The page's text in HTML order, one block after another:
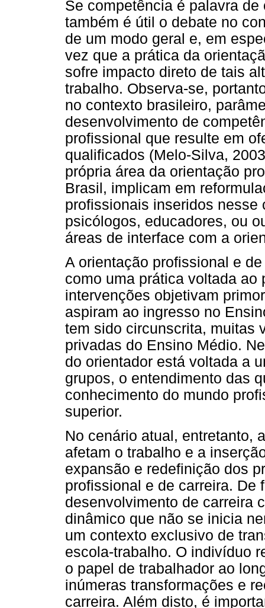
Se competência é palavra
também é útil o debate no
de um modo geral e, em
vez que a prática da
sofre impacto direto de tais
trabalho. Observa-se,
no contexto brasileiro,
desenvolvimento de
profissional que resulte em
qualificados (Melo-Silva,
própria área da orientação
Brasil, implicam em
profissionais inseridos nesse
psicólogos, educadores, ou
áreas de interface com a
A orientação profissional e
como uma prática voltada
intervenções objetivam
aspiram ao ingresso no
tem sido circunscrita, muitas
privadas do Ensino Médio.
do orientador está voltada a
grupos, o entendimento das
conhecimento do mundo
superior.
No cenário atual, entretanto,
afetam o trabalho e a
expansão e redefinição dos
profissional e de carreira. De
desenvolvimento de carreira
dinâmico que não se inicia
um contexto exclusivo de
escola-trabalho. O indivíduo
o papel de trabalhador ao
inúmeras transformações e
carreira. Além disto, é